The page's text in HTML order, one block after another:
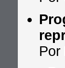
Por